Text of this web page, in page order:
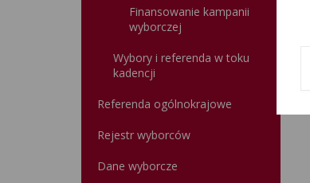
Finansowanie kampanii
wyborczej
Wybory i referenda w toku
kadencji
Referenda ogólnokrajowe
Rejestr wyborców
Dane wyborcze